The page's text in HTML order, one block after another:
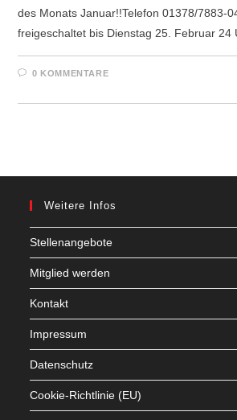
des Monats Januar!!Telefon 01378/7883-
freigeschaltet bis Dienstag 25. Februar 24
0 KOMMENTARE
Weitere Infos
Stellenangebote
Mitglied werden
Kontakt
Impressum
Datenschutz
Cookie-Richtlinie (EU)